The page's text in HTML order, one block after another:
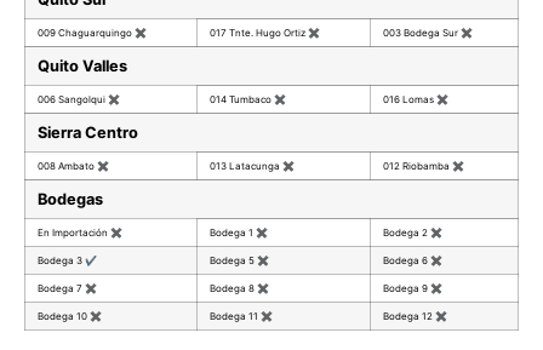
009 Chaguarquingo ✖ 017 Tnte. Hugo Ortiz ✖ 003 Bodega Sur ✖
Quito Valles
006 Sangolqui ✖ 014 Tumbaco ✖ 016 Lomas ✖
Sierra Centro
008 Ambato ✖ 013 Latacunga ✖ 012 Riobamba ✖
Bodegas
En Importación ✖ Bodega 1 ✖ Bodega 2 ✖
Bodega 3 ✔ Bodega 5 ✖ Bodega 6 ✖
Bodega 7 ✖ Bodega 8 ✖ Bodega 9 ✖
Bodega 10 ✖ Bodega 11 ✖ Bodega 12 ✖